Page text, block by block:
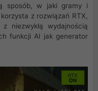
sposób, w jaki gramy i
z rozwiązań RTX,
niezwykłą wydajnością
funkcji AI jak generator